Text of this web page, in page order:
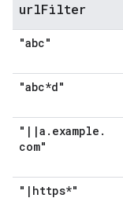
urlFilter
"abc"
"abc*d"
" | |a . example .
com"
" | https*"